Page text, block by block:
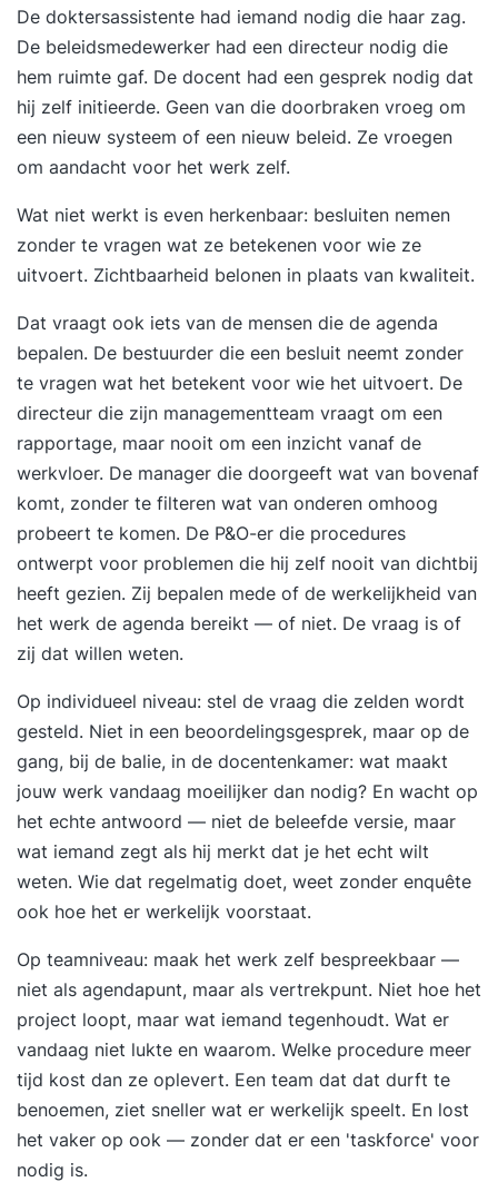
De doktersassistente had iemand nodig die haar zag.
De beleidsmedewerker had een directeur nodig die
hem ruimte gaf. De docent had een gesprek nodig dat
hij zelf initieerde. Geen van die doorbraken vroeg om
een nieuw systeem of een nieuw beleid. Ze vroegen
om aandacht voor het werk zelf.
Wat niet werkt is even herkenbaar: besluiten nemen
zonder te vragen wat ze betekenen voor wie ze
uitvoert. Zichtbaarheid belonen in plaats van kwaliteit.
Dat vraagt ook iets van de mensen die de agenda
bepalen. De bestuurder die een besluit neemt zonder
te vragen wat het betekent voor wie het uitvoert. De
directeur die zijn managementteam vraagt om een
rapportage, maar nooit om een inzicht vanaf de
werkvloer. De manager die doorgeeft wat van bovenaf
komt, zonder te filteren wat van onderen omhoog
probeert te komen. De P&O-er die procedures
ontwerpt voor problemen die hij zelf nooit van dichtbij
heeft gezien. Zij bepalen mede of de werkelijkheid van
het werk de agenda bereikt — of niet. De vraag is of
zij dat willen weten.
Op individueel niveau: stel de vraag die zelden wordt
gesteld. Niet in een beoordelingsgesprek, maar op de
gang, bij de balie, in de docentenkamer: wat maakt
jouw werk vandaag moeilijker dan nodig? En wacht op
het echte antwoord — niet de beleefde versie, maar
wat iemand zegt als hij merkt dat je het echt wilt
weten. Wie dat regelmatig doet, weet zonder enquête
ook hoe het er werkelijk voorstaat.
Op teamniveau: maak het werk zelf bespreekbaar —
niet als agendapunt, maar als vertrekpunt. Niet hoe het
project loopt, maar wat iemand tegenhoudt. Wat er
vandaag niet lukte en waarom. Welke procedure meer
tijd kost dan ze oplevert. Een team dat dat durft te
benoemen, ziet sneller wat er werkelijk speelt. En lost
het vaker op ook — zonder dat er een 'taskforce' voor
nodig is.